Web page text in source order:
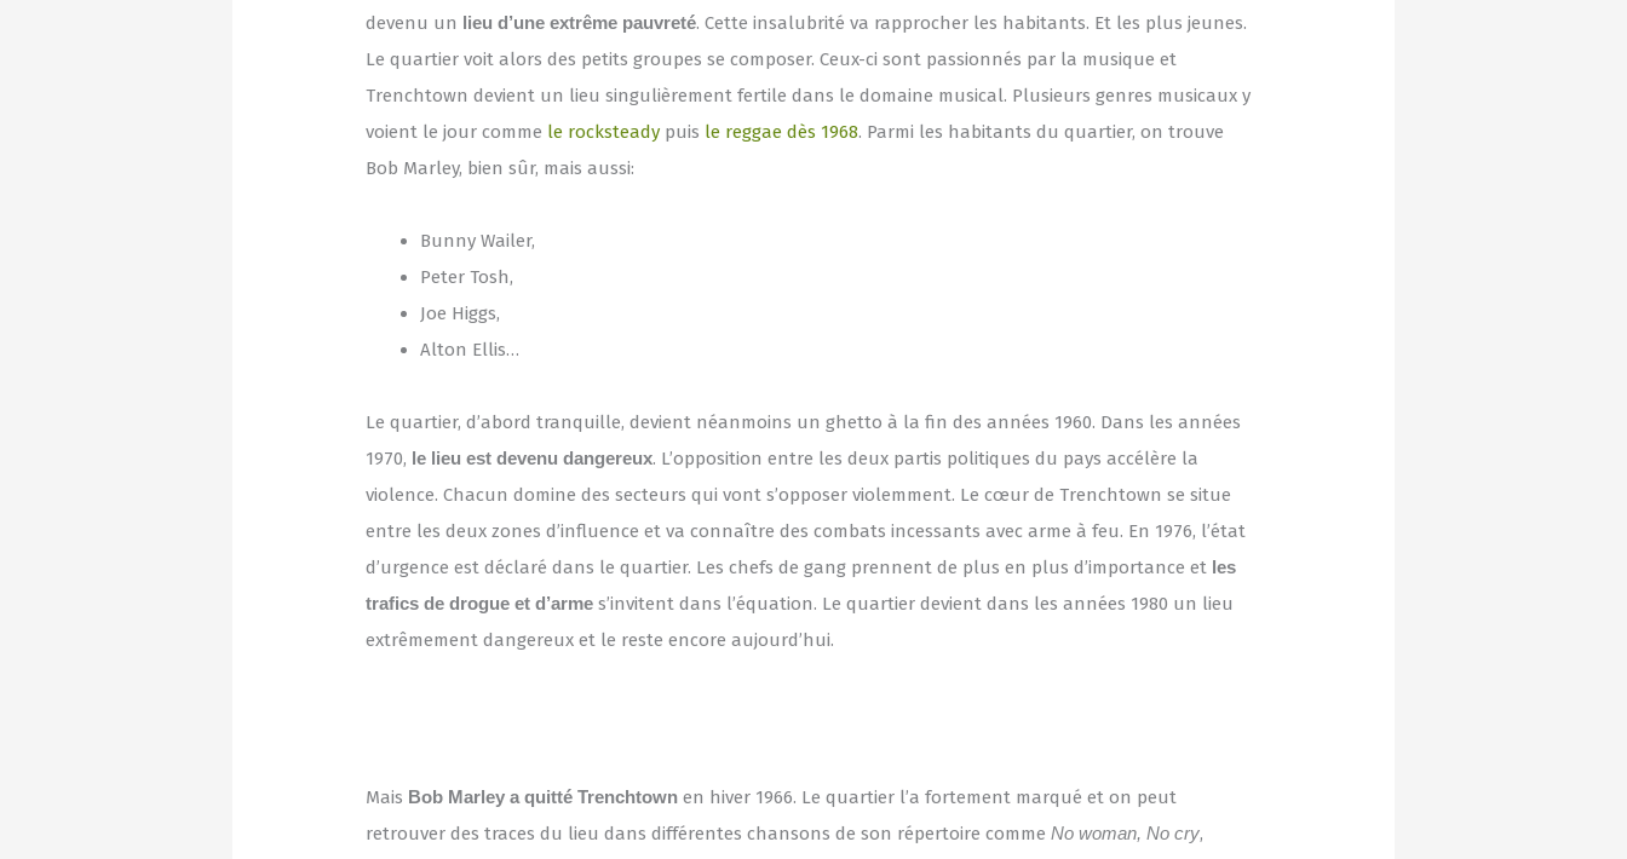
devenu un lieu d’une extrême pauvreté. Cette insalubrité va rapprocher les habitants. Et les plus jeunes.
Le quartier voit alors des petits groupes se composer. Ceux-ci sont passionnés par la musique et
Trenchtown devient un lieu singulièrement fertile dans le domaine musical. Plusieurs genres musicaux y
voient le jour comme le rocksteady puis le reggae dès 1968. Parmi les habitants du quartier, on trouve
Bob Marley, bien sûr, mais aussi:
Bunny Wailer,
Peter Tosh,
Joe Higgs,
Alton Ellis…
Le quartier, d’abord tranquille, devient néanmoins un ghetto à la fin des années 1960. Dans les années
1970, le lieu est devenu dangereux. L’opposition entre les deux partis politiques du pays accélère la
violence. Chacun domine des secteurs qui vont s’opposer violemment. Le cœur de Trenchtown se situe
entre les deux zones d’influence et va connaître des combats incessants avec arme à feu. En 1976, l’état
d’urgence est déclaré dans le quartier. Les chefs de gang prennent de plus en plus d’importance et les
trafics de drogue et d’arme s’invitent dans l’équation. Le quartier devient dans les années 1980 un lieu
extrêmement dangereux et le reste encore aujourd’hui.
Mais Bob Marley a quitté Trenchtown en hiver 1966. Le quartier l’a fortement marqué et on peut
retrouver des traces du lieu dans différentes chansons de son répertoire commeNo woman, No cry,